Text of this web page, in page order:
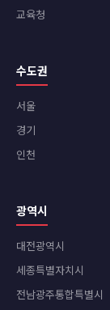
교육청
수도권
서울
경기
인천
광역시
대전광역시
세종특별자치시
전남광주통합특별시